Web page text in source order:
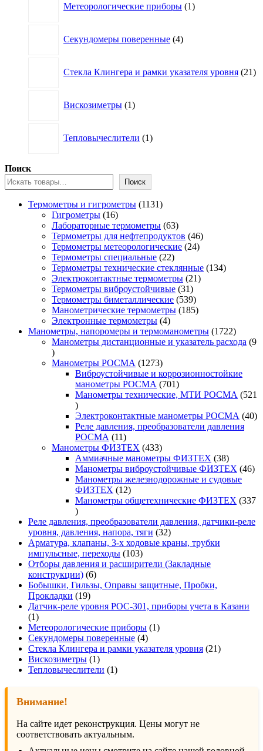
Метеорологические приборы 1товар
Секундомеры поверенные 4товара
Стекла Клингера и рамки указателя уровня 21
Вискозиметры 1товар
Тепловычеслители 1товар
Поиск
Поиск
Термометры и гигрометры 11311131
Гигрометры 1616
товаров
Лабораторные термометры 6363
товара
Термометры для нефтепродуктов 4646
Термометры метеорологические 2424
Термометры специальные 2222
товара
Термометры технические стеклянные 134134
Электроконтактные термометры 2121
Термометры виброустойчивые 3131
товар
Термометры биметаллические 539539
товаров
Манометрические термометры 185185
Электронные термометры 44
товара
Манометры, напоромеры и термоманометры 17221722
товара
Манометры дистанционные и указатель расхода 9
9
товаров
Манометры РОСМА 12731273
товара
Виброустойчивые и коррозионностойкие
манометры РОСМА
701701
товар
Манометры технические, МТИ РОСМА
521
521
товар
Электроконтактные манометры РОСМА 4040
Реле давления, преобразователи давления
РОСМА
1111
товаров
Манометры ФИЗТЕХ 433433
товара
Аммиачные манометры ФИЗТЕХ 3838
товаров
Манометры виброустойчивые ФИЗТЕХ 4646
Манометры железнодорожные и судовые
ФИЗТЕХ
1212
товаров
Манометры общетехнические ФИЗТЕХ 337
337
товаров
Реле давления, преобразователи давления, датчики-реле
уровня, давления, напора, тяги 3232
товара
Арматура, клапаны, 3-х ходовые краны, трубки
импульсные, переходы 103103
товара
Отборы давления и расширители (Закладные
конструкции) 66
товаров
Бобышки, Гильзы, Оправы защитные, Пробки,
Прокладки
1919
товаров
Датчик-реле уровня РОС-301, приборы учета в Казани
11
товар
Метеорологические приборы 11
Секундомеры поверенные 44
товара
Стекла Клингера и рамки указателя уровня 2121
Вискозиметры 11
товар
Тепловычеслители 11
Внимание!
На сайте идет реконструкция. Цены могут не
соответствовать актуальным.